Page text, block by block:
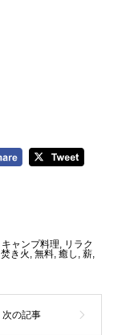
キャンプ料理, リラク
焚き火 , 無料, 癒し , 薪,